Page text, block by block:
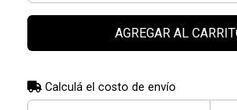
AGREGAR AL
Calculá el costo de envío